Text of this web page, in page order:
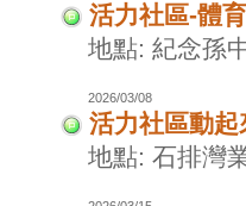
活力社區-體
地點: 紀念孫
2026/03/08
活力社區動
地點: 石排灣